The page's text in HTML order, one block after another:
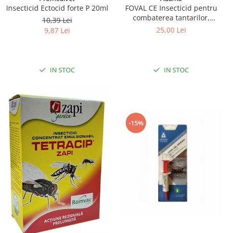
Insecticid Ectocid forte P 20ml
10,39 Lei
9,87 Lei
IN STOC
FOVAL CE Insecticid pentru
combaterea tantarilor,
mustelor, puricilor si
25,00 Lei
IN STOC
-15%